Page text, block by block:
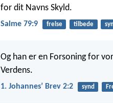
for dit Navns Skyld.
Salme 79:9 frelse tilbede
Og han er en Forsoning for
Verdens.
1. Johannesʼ Brev 2:2 synd